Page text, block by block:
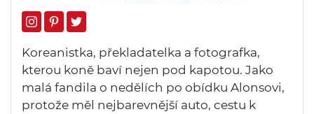
Koreanistka, překladatelka a fotografka,
kterou koně baví nejen pod kapotou. Jako
malá fandila o nedělích po obídku Alonsovi,
protože měl nejbarevnější auto, cestu k